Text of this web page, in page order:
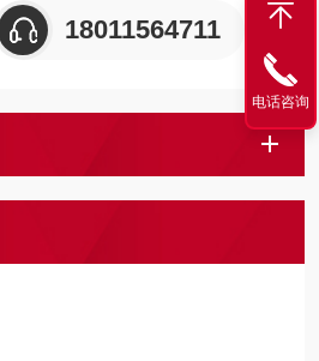
18011564711
电话咨询